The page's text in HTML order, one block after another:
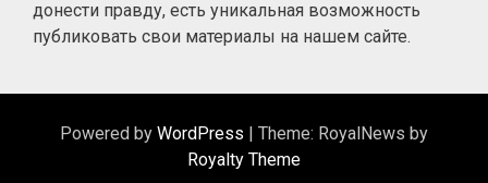
донести правду, есть уникальная возможность
публиковать свои материалы на нашем сайте.
Powered by WordPress | Theme: RoyalNews by
Royalty Theme